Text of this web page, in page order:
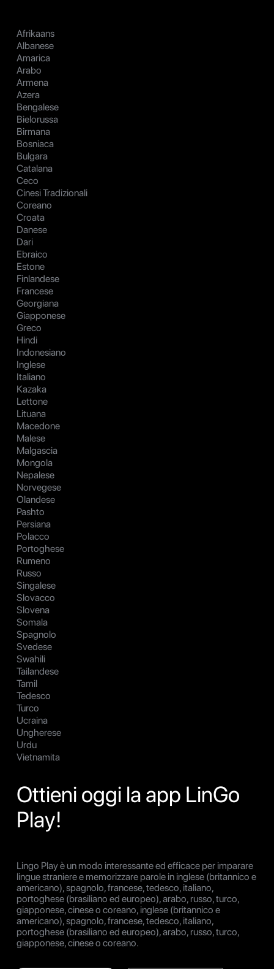
Afrikaans
Albanese
Amarica
Arabo
Armena
Azera
Bengalese
Bielorussa
Birmana
Bosniaca
Bulgara
Catalana
Ceco
Cinesi Tradizionali
Coreano
Croata
Danese
Dari
Ebraico
Estone
Finlandese
Francese
Georgiana
Giapponese
Greco
Hindi
Indonesiano
Inglese
Italiano
Kazaka
Lettone
Lituana
Macedone
Malese
Malgascia
Mongola
Nepalese
Norvegese
Olandese
Pashto
Persiana
Polacco
Portoghese
Rumeno
Russo
Singalese
Slovacco
Slovena
Somala
Spagnolo
Svedese
Swahili
Tailandese
Tamil
Tedesco
Turco
Ucraina
Ungherese
Urdu
Vietnamita
Ottieni oggi la app LinGo
Play!
Lingo Play è un modo interessante ed efficace per imparare
lingue straniere e memorizzare parole in inglese (britannico e
americano), spagnolo, francese, tedesco, italiano,
portoghese (brasiliano ed europeo), arabo, russo, turco,
giapponese, cinese o coreano, inglese (britannico e
americano), spagnolo, francese, tedesco, italiano,
portoghese (brasiliano ed europeo), arabo, russo, turco,
giapponese, cinese o coreano.